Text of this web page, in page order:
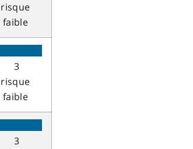
risque
faible
3
risque
faible
3